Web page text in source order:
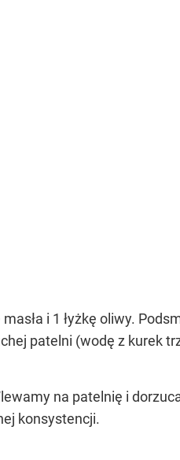
i 1 łyżkę oliwy.
patelni (wodę z kurek
na patelnię i
konsystencji.